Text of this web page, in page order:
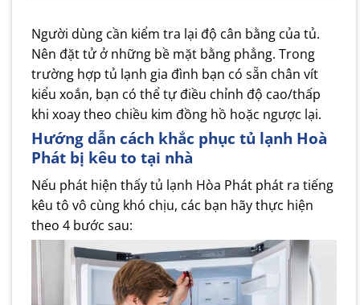
Người dùng cần kiểm tra lại độ cân bằng của tủ.
Nên đặt tử ở những bề mặt bằng phẳng. Trong
trường hợp tủ lạnh gia đình bạn có sẵn chân vít
kiểu xoắn, bạn có thể tự điều chỉnh độ cao/thấp
khi xoay theo chiều kim đồng hồ hoặc ngược lại.
Hướng dẫn cách khắc phục tủ lạnh Hoà
Phát bị kêu to tại nhà
Nếu phát hiện thấy tủ lạnh Hòa Phát phát ra tiếng
kêu tô vô cùng khó chịu, các bạn hãy thực hiện
theo 4 bước sau: